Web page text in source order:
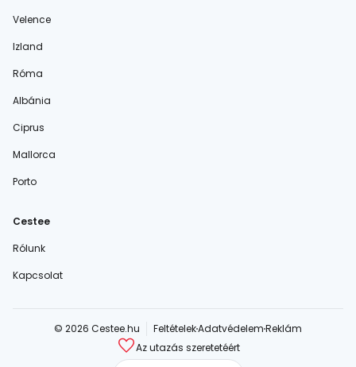
Velence
Izland
Róma
Albánia
Ciprus
Mallorca
Porto
Cestee
Rólunk
Kapcsolat
© 2026 Cestee.hu FeltételekAdatvédelemReklám
Az utazás szeretetéért
cestee.com